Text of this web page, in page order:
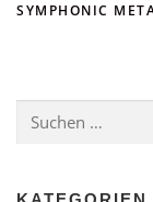
SYMPHONIC
nach: